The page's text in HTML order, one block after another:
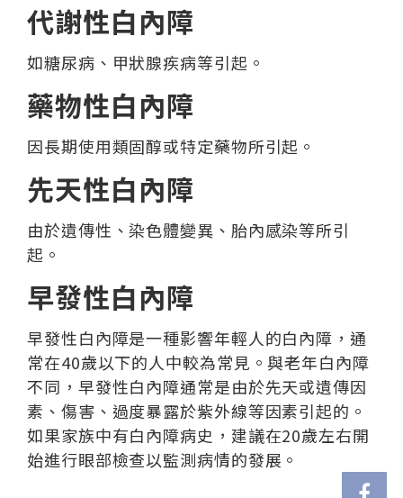
代謝性白內障
如糖尿病、甲狀腺疾病等引起。
藥物性白內障
因長期使用類固醇或特定藥物所引起。
先天性白內障
由於遺傳性、染色體變異、胎內感染等所引
起。
早發性白內障
早發性白內障是一種影響年輕人的白內障，通
常在40歲以下的人中較為常見。與老年白內障
不同，早發性白內障通常是由於先天或遺傳因
素、傷害、過度暴露於紫外線等因素引起的。
如果家族中有白內障病史，建議在20歲左右開
始進行眼部檢查以監測病情的發展。